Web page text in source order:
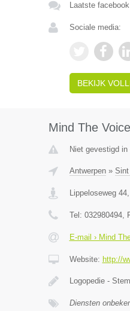
Laatste
Sociale media:
BEKIJK
Mind The Voice
Niet gevestigd
Antwerpen» Sint
Lippeloseweg 44,
Tel: 032980494,
E-mail › Mind
Website: http://
Logopedie -
Diensten